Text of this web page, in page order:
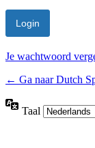
Je wachtwoord
← Ga naar Dutch
Taal